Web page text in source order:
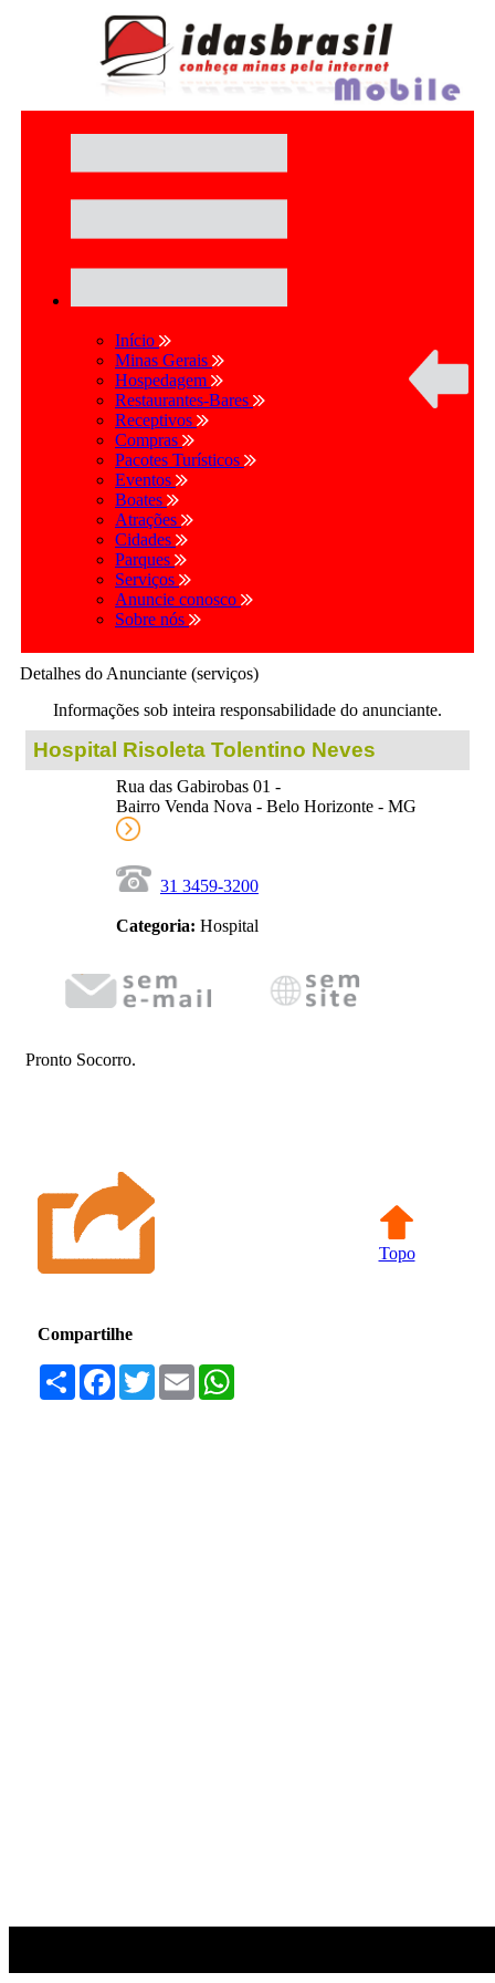
Início
Minas Gerais
Hospedagem
Restaurantes-Bares
Receptivos
Compras
Pacotes Turísticos
Eventos
Boates
Atrações
Cidades
Parques
Serviços
Anuncie conosco
Sobre nós
Detalhes do Anunciante (serviços)
Informações sob inteira responsabilidade do anunciante.
Hospital Risoleta Tolentino Neves
Rua das Gabirobas 01 -
Bairro Venda Nova - Belo Horizonte - MG
31 3459-3200
Categoria: Hospital
Pronto Socorro.
Topo
Compartilhe
Compartilhar
Facebook
TwitterEmail